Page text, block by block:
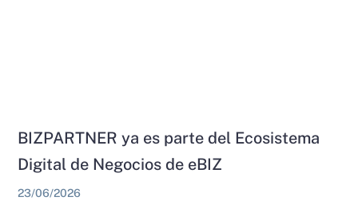
BIZPARTNER ya es parte del Ecosistema
Digital de Negocios de eBIZ
23/06/2026